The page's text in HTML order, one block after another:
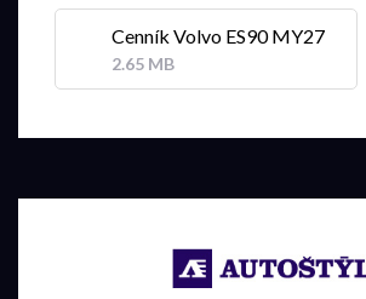
Cenník Volvo ES90 MY27
2.65 MB